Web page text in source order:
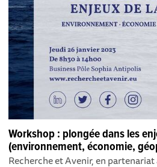
Workshop : plongée dans les
(environnement, économie,
Recherche et Avenir, en partenariat